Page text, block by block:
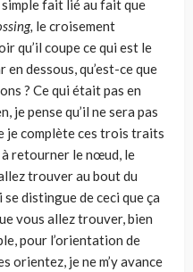
fait lié au fait que
le croisement
qu’il coupe ce qui est le
en dessous, qu’est-ce que
? Ce qui était pas en
je pense qu’il ne sera pas
je complète ces trois traits
à retourner le nœud, le
trouver au bout du
se distingue de ceci que ça
vous allez trouver, bien
pour l’orientation de
orientez, je ne m’y avance